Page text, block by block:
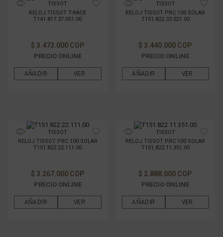
TISSOT
RELOJ TISSOT T-RACE
T141.817.37.051.00
$ 3.473.000 COP
PRECIO ONLINE
AÑADIR VER
TISSOT
RELOJ TISSOT PRC 100 SOLAR
T151.822.33.021.00
$ 3.440.000 COP
PRECIO ONLINE
AÑADIR VER
TISSOT
RELOJ TISSOT PRC 100 SOLAR
T151.822.22.111.00
$ 3.267.000 COP
PRECIO ONLINE
AÑADIR VER
TISSOT
RELOJ TISSOT PRC 100 SOLAR
T151.822.11.351.00
$ 2.888.000 COP
PRECIO ONLINE
AÑADIR VER